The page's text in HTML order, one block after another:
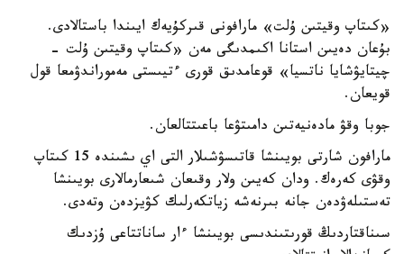
«كىتاپ وقيتىن ۇلت» مارافونى قىركۇيەك ايىندا باستالادى.
بۇعان دەيىن استانا اكىمدىگى مەن «كىتاپ وقيتىن ۇلت -
چيتايۋشايا ناتسيا» قوعامدىق قورى ءتيىستى مەموراندۋمعا قول
قويعان.
جوبا وقۋ مادەنيەتىن دامىتۋعا باعىتتالعان.
مارافون شارتى بويىنشا قاتىسۋشىلار التى اي ىشىندە 15 كىتاپ
وقۋى كەرەك. ودان كەيىن ولار وقىعان شىعارمالارى بويىنشا
تەستىلەۋدەن جانە بىرنەشە زياتكەرلىك كۋيزدەن وتەدى.
سىناقتاردىڭ قورىتىندىسى بويىنشا ءار ساناتتاعى ۇزدىك